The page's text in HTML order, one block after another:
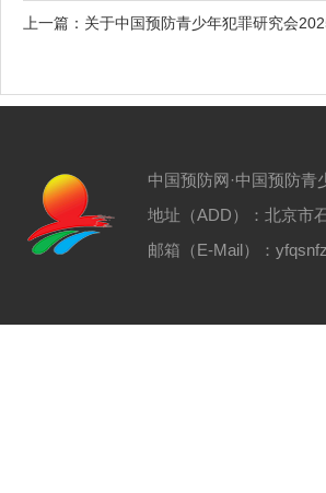
上一篇： 关于中国预防青少年犯罪研究会
中国预防网·中国预防
地址（ADD）：北京市
邮箱（E-Mail）：